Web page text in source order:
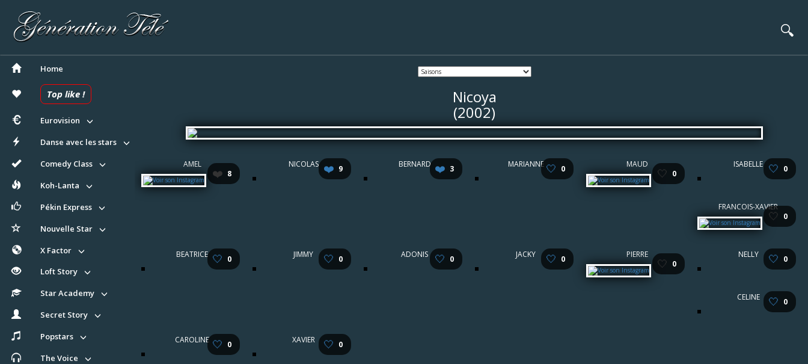
🔍
Home
Top like !
Eurovision
Danse avec les stars
Comedy Class
Koh-Lanta
Pékin Express
Nouvelle Star
X Factor
Loft Story
Star Academy
Secret Story
Popstars
The Voice
Nicoya
(2002)
AMEL
❤️ 8
NICOLAS ❤️ 9 BERNARD ❤️ 3 MARIANNE 🤍 0 MAUD
🤍 0
ISABELLE 🤍 0
FRANCOIS-XAVIER
🤍 0
BEATRICE 🤍 0 JIMMY 🤍 0 ADONIS 🤍 0 JACKY 🤍 0 PIERRE
🤍 0
NELLY 🤍 0
CELINE 🤍 0
CAROLINE 🤍 0 XAVIER 🤍 0